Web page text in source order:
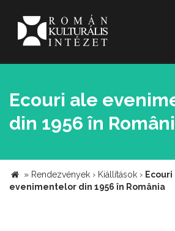
Ecouri ale
din 1956 în
» Rendezvények › Kiállítások ›
evenimentelor din 1956 în România